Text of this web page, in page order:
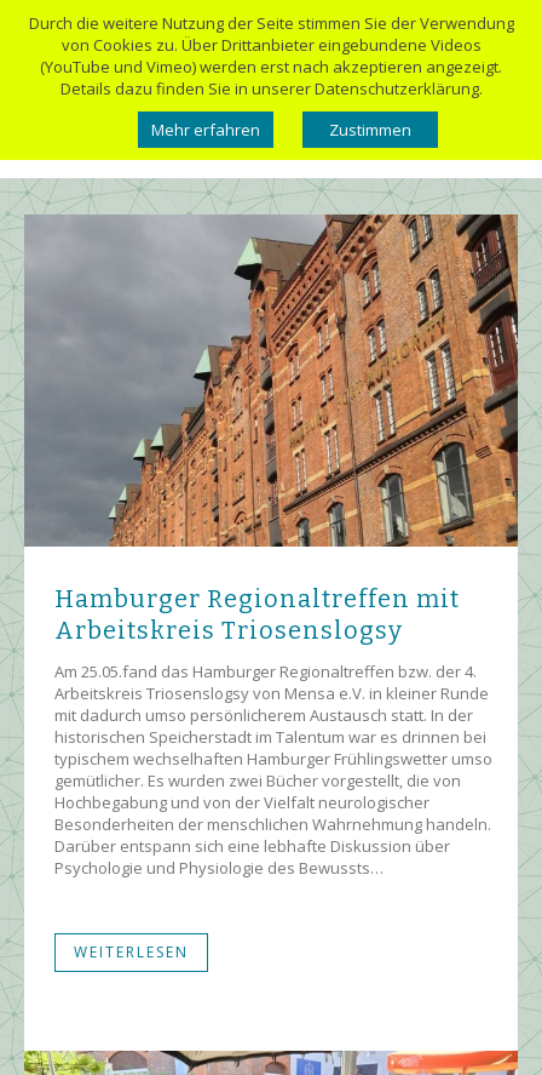
Hamburger Regionaltreffen mit
Arbeitskreis Triosenslogsy
Am 25.05.fand das Hamburger Regionaltreffen bzw. der 4.
Arbeitskreis Triosenslogsy von Mensa e.V. in kleiner Runde
mit dadurch umso persönlicherem Austausch statt. In der
historischen Speicherstadt im Talentum war es drinnen bei
typischem wechselhaften Hamburger Frühlingswetter umso
gemütlicher. Es wurden zwei Bücher vorgestellt, die von
Hochbegabung und von der Vielfalt neurologischer
Besonderheiten der menschlichen Wahrnehmung handeln.
Darüber entspann sich eine lebhafte Diskussion über
Psychologie und Physiologie des Bewussts…
WEITERLESEN
Durch die weitere Nutzung der Seite stimmen Sie der Verwendung
von Cookies zu. Über Drittanbieter eingebundene Videos
(YouTube und Vimeo) werden erst nach akzeptieren angezeigt.
Details dazu finden Sie in unserer Datenschutzerklärung.
Mehr erfahren
Zustimmen